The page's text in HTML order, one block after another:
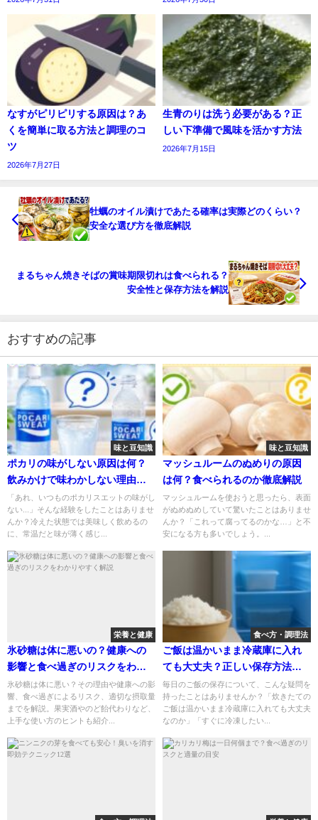
なすがピリピリする原因は？あ
くを簡単に取る方法と調理のコ
ツ
2026年7月27日
生青のりは洗う必要がある？正
しい下準備で風味を活かす方法
2026年7月15日
牡蠣のオイル漬けであたる確率は実際どのくらい？
安全な選び方を徹底解説
まるちゃん焼きそばの賞味期限切れは食べられる？
安全性と保存方法を解説
おすすめの記事
味と豆知識
ポカリの味がしない原因は何？
飲みかけで味わかしない理由を
徹底解説
「あれ、いつものポカリスエットの味がし
ない...」そんな経験をしたことはありませ
んか？冷えた状態では美味しく飲めるの
に、常温だと味が薄く感じ...
味と豆知識
マッシュルームのぬめりの原因
は何？食べられるのか徹底解説
マッシュルームを使おうと思ったら、表面
がぬめぬめしていて驚いたことはありませ
んか？「これって腐ってるのかな…」と不
安になる方も多いでしょう。...
栄養と健康
氷砂糖は体に悪いの？健康への
影響と食べ過ぎのリスクをわか
りやすく解説
氷砂糖は体に悪い？その理由や健康への影
響、食べ過ぎによるリスク、適切な摂取量
までを解説。果実酒やのど飴代わりなど、
上手な使い方のヒントも紹介...
食べ方・調理法
ご飯は温かいまま冷蔵庫に入れ
ても大丈夫？正しい保存方法と
注意点
毎日のご飯の保存について、こんな疑問を
持ったことはありませんか？「炊きたての
ご飯は温かいまま冷蔵庫に入れても大丈夫
なのか」「すぐに冷凍したい...